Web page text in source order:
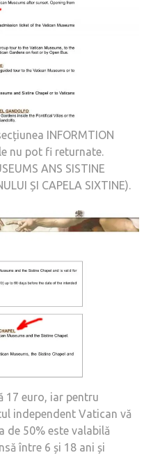
INFORMTION
nu pot fi returnate.
ANS SISTINE
ȘI CAPELA SIXTINE).
17 euro, iar pentru
independent Vatican vă
de 50% este valabilă
între 6 și 18 ani și